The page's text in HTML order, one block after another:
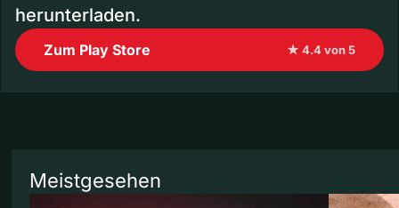
herunterladen.
Zum Play Store ★ 4.4 von 5
Meistgesehen